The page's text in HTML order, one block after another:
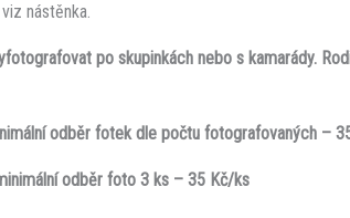
nástěnka.
po skupinkách nebo s kamarády.
odběr fotek dle počtu fotografovaných –
odběr foto 3 ks – 35 Kč/ks